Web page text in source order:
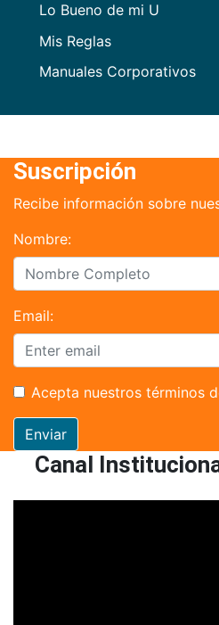
Lo Bueno de mi U
Mis Reglas
Manuales Corporativos
Suscripción
Recibe información sobre
Nombre:
Email:
Acepta nuestros términos
Enviar
Canal